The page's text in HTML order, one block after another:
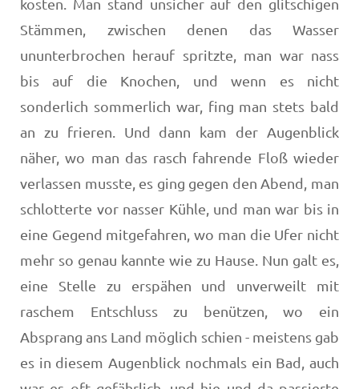
Stämmen, zwischen denen das Wasser
ununterbrochen herauf spritzte, man war nass
bis auf die Knochen, und wenn es nicht
sonderlich sommerlich war, fing man stets bald
an zu frieren. Und dann kam der Augenblick
näher, wo man das rasch fahrende Floß wieder
verlassen musste, es ging gegen den Abend, man
schlotterte vor nasser Küh­le, und man war bis in
eine Gegend mitgefahren, wo man die Ufer nicht
mehr so genau kannte wie zu Hause. Nun galt es,
eine Stelle zu erspähen und unverweilt mit
raschem Entschluss zu benützen, wo ein
Absprang ans Land möglich schien - meistens gab
es in diesem Augenblick nochmals ein Bad, auch